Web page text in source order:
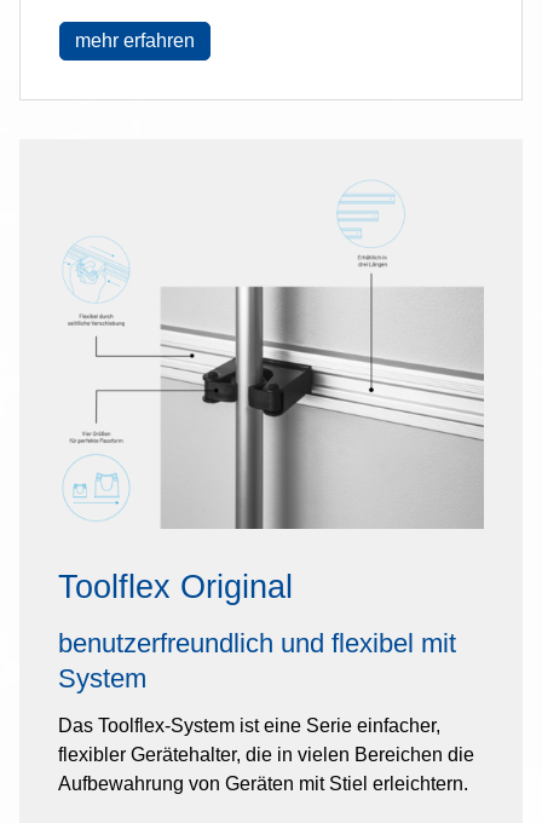
mehr erfahren
Toolflex Original
benutzerfreundlich und flexibel mit
System
Das Toolflex-System ist eine Serie einfacher,
flexibler Gerätehalter, die in vielen Bereichen die
Aufbewahrung von Geräten mit Stiel erleichtern.